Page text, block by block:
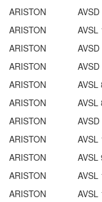
ARISTON AVSD
ARISTON AVSL
ARISTON AVSD
ARISTON AVSD
ARISTON
ARISTON
ARISTON
ARISTON AVSL
ARISTON
ARISTON
ARISTON